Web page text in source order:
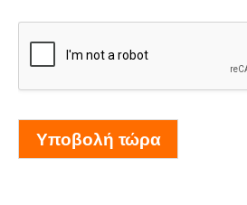
Υποβολή τώρα